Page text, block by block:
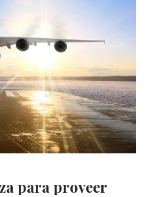
para proveer